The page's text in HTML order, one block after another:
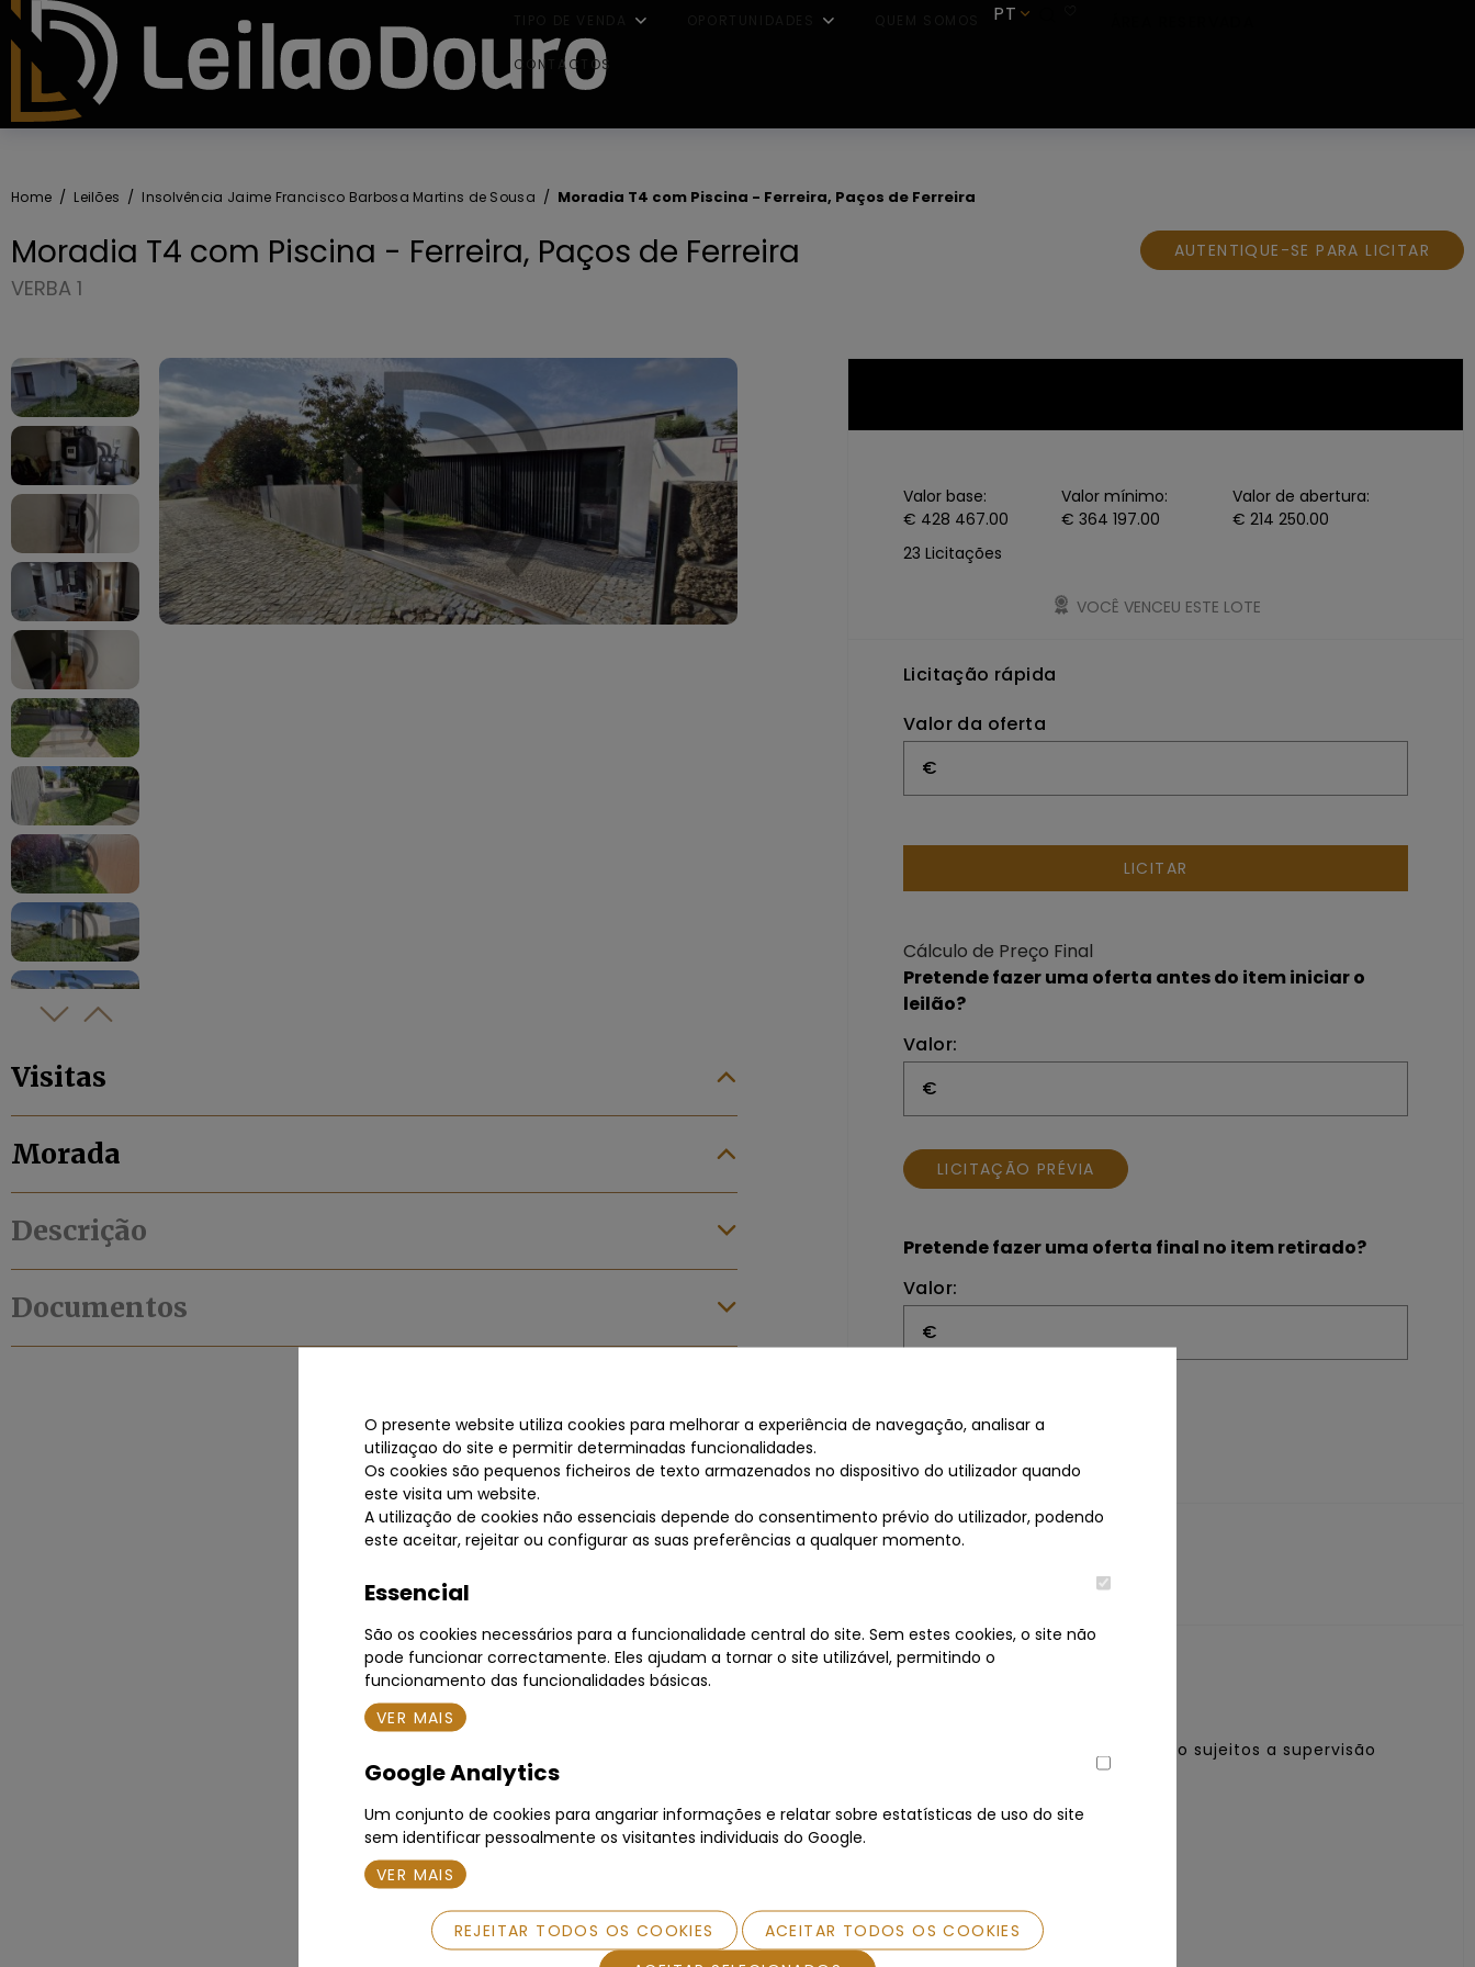
O presente website utiliza cookies para melhorar a experiência de navegação, analisar a
utilizaçao do site e permitir determinadas funcionalidades.
Os cookies são pequenos ficheiros de texto armazenados no dispositivo do utilizador quando
este visita um website.
A utilização de cookies não essenciais depende do consentimento prévio do utilizador, podendo
este aceitar, rejeitar ou configurar as suas preferências a qualquer momento.
Essencial
São os cookies necessários para a funcionalidade central do site. Sem estes cookies, o site não
pode funcionar correctamente. Eles ajudam a tornar o site utilizável, permitindo o
funcionamento das funcionalidades básicas.
VER MAIS
Google Analytics
Um conjunto de cookies para angariar informações e relatar sobre estatísticas de uso do site
sem identificar pessoalmente os visitantes individuais do Google.
VER MAIS
REJEITAR TODOS OS COOKIES
ACEITAR TODOS OS COOKIES
CONTACTOS
PT
Home Leilões Insolvência Jaime Francisco Barbosa Martins de Sousa Moradia T4 com Piscina - Ferreira, Paços de Ferreira
AUTENTIQUE-SE PARA LICITAR
Moradia T4 com Piscina - Ferreira, Paços de Ferreira
VERBA 1
Visitas
Morada
Descrição
Documentos
Valor base:
€ 428 467.00
Valor mínimo:
€ 364 197.00
Valor de abertura:
€ 214 250.00
23 Licitações
VOCÊ VENCEU ESTE LOTE
Licitação rápida
Valor da oferta
€
LICITAR
Cálculo de Preço Final
Pretende fazer uma oferta antes do item iniciar o
leilão?
Valor:
€
LICITAÇÃO PRÉVIA
Pretende fazer uma oferta final no item retirado?
Valor:
€
LICITAÇÃO PRÉVIA
Maiores Licitações
VER TODAS AS LICITAÇÕES
Dúvidas?
Todos os nossos leilões estão sujeitos a supervisão
Opções de pagamento